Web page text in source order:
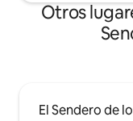
Otros
El Sendero de